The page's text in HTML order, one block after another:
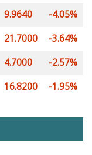
9.9640
-4.05%
21.7000
-3.64%
4.7000
-2.57%
16.8200 -1.95%